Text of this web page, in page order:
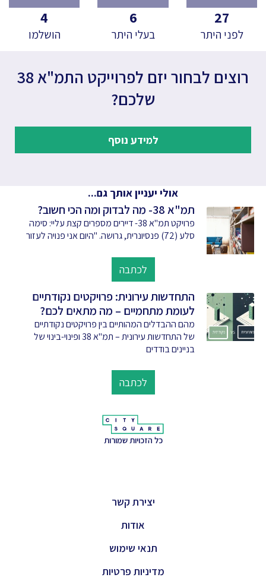
27
לפני היתר
6
בעלי היתר
4
הושלמו
רוצים לבחור יזם לפרוייקט התמ"א 38
שלכם?
למידע נוסף
אולי יעניין אותך גם...
תמ"א 38- מה לבדוק ומה הכי חשוב?
פרויקט תמ"א 38- דיירים מספרים קצת עליי: סימה
סלע (72) פנסיונרית, גרושה. "היום אני פנויה לעזור
לכתבה
התחדשות עירונית: פרויקטים נקודתיים
לעומת מתחמיים – מה מתאים לכם?
מהם ההבדלים המהותיים בין פרויקטים נקודתיים
של התחדשות עירונית – תמ"א 38 ופינוי-בינוי של
בניינים בודדים
לכתבה
כל הזכויות שמורות
יצירת קשר
אודות
תנאי שימוש
מדיניות פרטיות